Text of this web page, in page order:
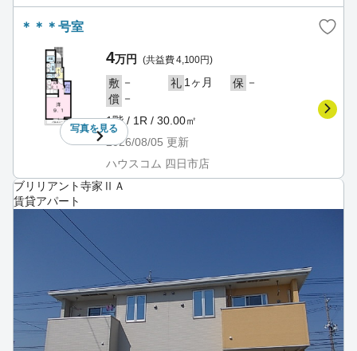
＊＊＊号室
写真を見る
4万円 (共益費 4,100円)
敷 － 礼 1ヶ月 保 －
償 －
1階 / 1R / 30.00㎡
2026/08/05 更新
ハウスコム 四日市店
ブリリアント寺家ⅡＡ
賃貸アパート